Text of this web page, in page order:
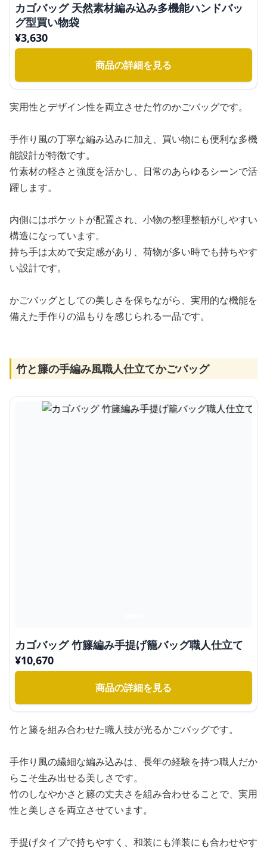
カゴバッグ 天然素材編み込み多機能ハンドバッ
グ型買い物袋
¥3,630
商品の詳細を見る
実用性とデザイン性を両立させた竹のかごバッグです。
手作り風の丁寧な編み込みに加え、買い物にも便利な多機
能設計が特徴です。
竹素材の軽さと強度を活かし、日常のあらゆるシーンで活
躍します。
内側にはポケットが配置され、小物の整理整頓がしやすい
構造になっています。
持ち手は太めで安定感があり、荷物が多い時でも持ちやす
い設計です。
かごバッグとしての美しさを保ちながら、実用的な機能を
備えた手作りの温もりを感じられる一品です。
竹と籐の手編み風職人仕立てかごバッグ
カゴバッグ 竹籐編み手提げ籠バッグ職人仕立て
¥10,670
商品の詳細を見る
竹と籐を組み合わせた職人技が光るかごバッグです。
手作り風の繊細な編み込みは、長年の経験を持つ職人だか
らこそ生み出せる美しさです。
竹のしなやかさと籐の丈夫さを組み合わせることで、実用
性と美しさを両立させています。
手提げタイプで持ちやすく、和装にも洋装にも合わせやす